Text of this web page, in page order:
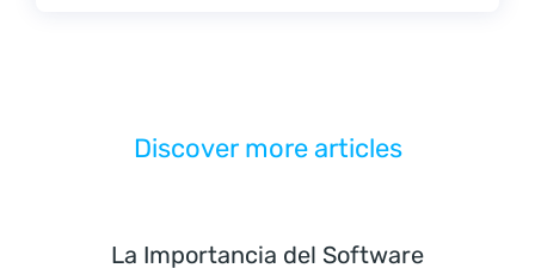
Discover more articles
La Importancia del Software